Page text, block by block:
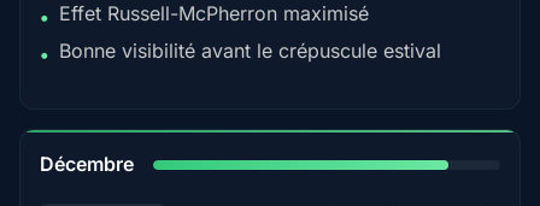
• Effet Russell-McPherron maximisé
• Bonne visibilité avant le crépuscule estival
Décembre